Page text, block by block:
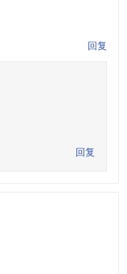
回复
回复